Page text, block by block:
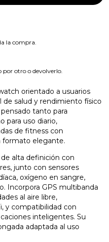
la compra.
por otro o devolverlo.
orientado a usuarios
salud y rendimiento físico
tanto para
para uso diario,
de fitness con
elegante.
alta definición con
junto con sensores
oxígeno en sangre,
Incorpora GPS multibanda
al aire libre,
y compatibilidad con
inteligentes. Su
adaptada al uso